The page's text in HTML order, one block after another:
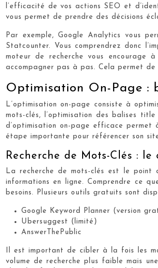
l’efficacité de vos actions SEO et
vous permet de prendre des décisions
Par exemple, Google Analytics vous
Statcounter. Vous comprendrez donc
moteur de recherche vous encourage
accompagner pas à pas. Cela permet
Optimisation On-Page :
L’optimisation on-page consiste à
mots-clés, l’optimisation des balises
d’optimisation on-page efficace permet
étape importante pour référencer son
Recherche de Mots-Clés : le
La recherche de mots-clés est le point
informations en ligne. Comprendre ce
besoins. Plusieurs outils gratuits sont
Google Keyword Planner (version
Ubersuggest (limité)
AnswerThePublic
Il est important de cibler à la fois les
volume de recherche plus faible mais